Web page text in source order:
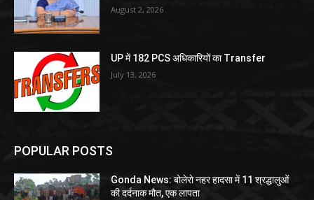
August 2, 2026
UP में 182 PCS अधिकारियों का Transfer
July 13, 2026
POPULAR POSTS
Gonda News: बोलेरो नहर हादसा में 11 श्रद्धालुओं
की दर्दनाक मौत, एक लापता